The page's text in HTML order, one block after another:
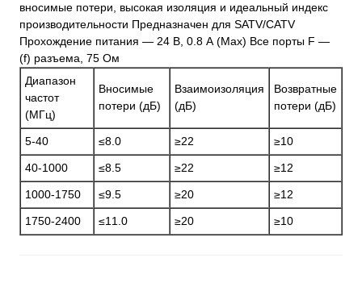
вносимые потери, высокая изоляция и идеальный индекс
производительности Предназначен для SATV/CATV
Прохождение питания — 24 В, 0.8 А (Max) Все порты F —
(f) разъема, 75 Ом
Диапазон
частот
(МГц)
Вносимые
потери (дБ)
Взаимоизоляция
(дБ)
Возвратные
потери (дБ)
5-40 ≤8.0 ≥22 ≥10
40-1000 ≤8.5 ≥22 ≥12
1000-1750 ≤9.5 ≥20 ≥12
1750-2400 ≤11.0 ≥20 ≥10